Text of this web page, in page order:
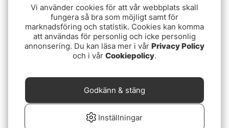
Rapala Tång lång 11'.
RCP11
Rapala Tång 11'' Salt
Anglers SACP11
289 kr
Vi använder cookies för att vår webbplats skall
fungera så bra som möjligt samt för
marknadsföring och statistik. Cookies kan komma
att användas för personlig och icke personlig
annonsering. Du kan läsa mer i vår Privacy Policy
och i vår Cookiepolicy.
Inställningar
Godkänn & stäng